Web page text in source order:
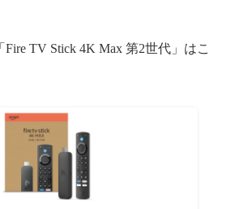
TV Stick 4K Max 第2世代」はこ